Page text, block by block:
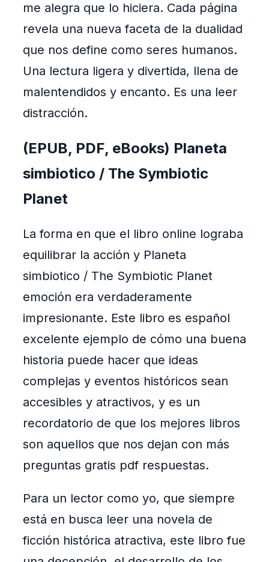
me alegra que lo hiciera. Cada página
revela una nueva faceta de la dualidad
que nos define como seres humanos.
Una lectura ligera y divertida, llena de
malentendidos y encanto. Es una leer
distracción.
(EPUB, PDF, eBooks) Planeta
simbiotico / The Symbiotic
Planet
La forma en que el libro online​ lograba
equilibrar la acción y Planeta
simbiotico / The Symbiotic Planet
emoción era verdaderamente
impresionante. Este libro es español
excelente ejemplo de cómo una buena
historia puede hacer que ideas
complejas y eventos históricos sean
accesibles y atractivos, y es un
recordatorio de que los mejores libros
son aquellos que nos dejan con más
preguntas gratis pdf respuestas.
Para un lector como yo, que siempre
está en busca leer una novela de
ficción histórica atractiva, este libro fue